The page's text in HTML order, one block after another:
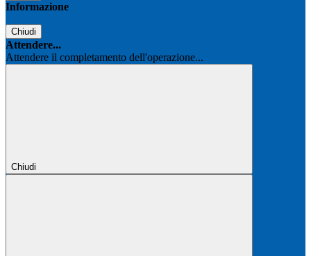
Informazione
Chiudi
Attendere...
Attendere il completamento dell'operazione...
Chiudi